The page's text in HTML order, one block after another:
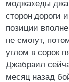
моджахеды
сторон дороги
позиции
не смогут,
углом в сорок
Джабраил
месяц назад